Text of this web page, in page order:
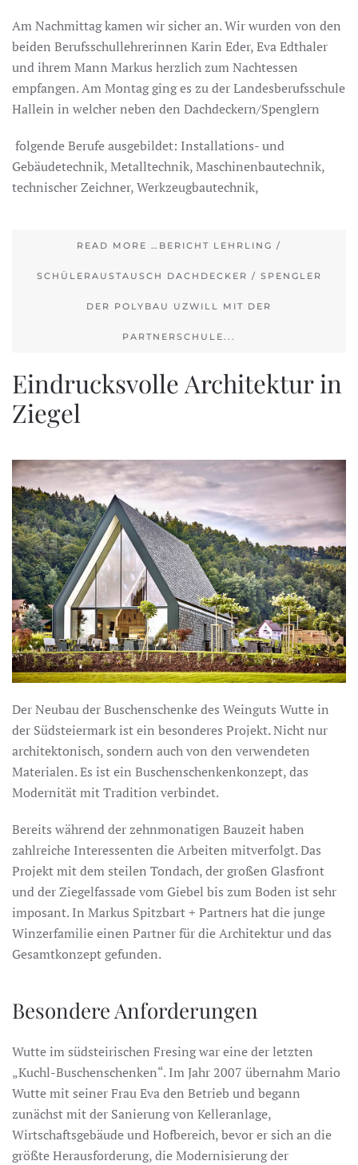
Am Nachmittag kamen wir sicher an. Wir wurden von den
beiden Berufsschullehrerinnen Karin Eder, Eva Edthaler
und ihrem Mann Markus herzlich zum Nachtessen
empfangen. Am Montag ging es zu der Landesberufsschule
Hallein in welcher neben den Dachdeckern/Spenglern
folgende Berufe ausgebildet: Installations- und
Gebäudetechnik, Metalltechnik, Maschinenbautechnik,
technischer Zeichner, Werkzeugbautechnik,
READ MORE …BERICHT LEHRLING /
SCHÜLERAUSTAUSCH DACHDECKER / SPENGLER
DER POLYBAU UZWILL MIT DER
PARTNERSCHULE...
Eindrucksvolle Architektur in
Ziegel
Der Neubau der Buschenschenke des Weinguts Wutte in
der Südsteiermark ist ein besonderes Projekt. Nicht nur
architektonisch, sondern auch von den verwendeten
Materialen. Es ist ein Buschenschenkenkonzept, das
Modernität mit Tradition verbindet.
Bereits während der zehnmonatigen Bauzeit haben
zahlreiche Interessenten die Arbeiten mitverfolgt. Das
Projekt mit dem steilen Tondach, der großen Glasfront
und der Ziegelfassade vom Giebel bis zum Boden ist sehr
imposant. In Markus Spitzbart + Partners hat die junge
Winzerfamilie einen Partner für die Architektur und das
Gesamtkonzept gefunden.
Besondere Anforderungen
Wutte im südsteirischen Fresing war eine der letzten
„Kuchl-Buschenschenken“. Im Jahr 2007 übernahm Mario
Wutte mit seiner Frau Eva den Betrieb und begann
zunächst mit der Sanierung von Kelleranlage,
Wirtschaftsgebäude und Hofbereich, bevor er sich an die
größte Herausforderung, die Modernisierung der